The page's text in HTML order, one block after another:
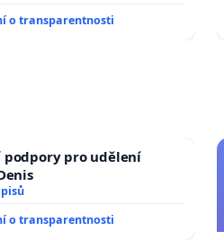
o transparentnosti
podpory pro udělení
o transparentnosti